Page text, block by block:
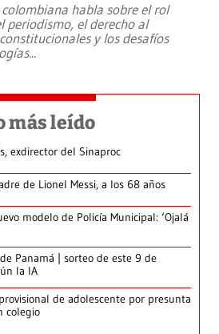
habla sobre el rol
periodismo, el derecho al
y los desafíos
...
más leído
exdirector del Sinaproc
de Lionel Messi, a los 68 años
modelo de Policía Municipal: ‘Ojalá
Panamá | sorteo de este 9 de
la IA
de adolescente por presunta
colegio